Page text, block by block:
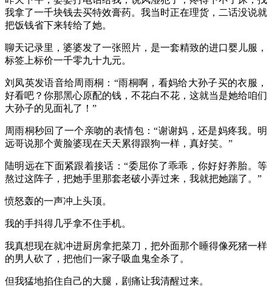
我拿了一千块钱去买特效膏药。我当时正在理货，二话没说就
把饭钱省下来转给了她。
聊天记录里，婆婆发了一张照片，是一套精致的进口婴儿服，
标签上标价一千零九十九元。
刘凤英发语音给周雨桐：“雨桐啊，看妈给大孙子买的衣服，
好看吧？你那黑心原配的钱，不花白不花，这就当是她给咱们
大孙子的见面礼了！”
周雨桐秒回了一个亲吻的表情包：“谢谢妈，还是妈疼我。明
远哥说那个黄脸婆现在天天累得跟狗一样，真好笑。”
陆明远在下面紧跟着接话：“委屈你了乖乖，你好好养胎。等
熬过这阵子，把她手里那套老破小弄过来，我就把她踹了。”
愤怒轰的一声冲上头顶。
我的手抖得几乎拿不住手机。
我真想现在就冲进厨房拿把菜刀，把外面那个睡得像死猪一样
的男人砍了，把他们一家子吸血鬼全杀了。
但我猛地掐住自己的大腿，剧痛让我清醒过来。